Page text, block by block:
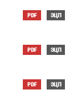
PDF ЭЦП
PDF ЭЦП
PDF ЭЦП